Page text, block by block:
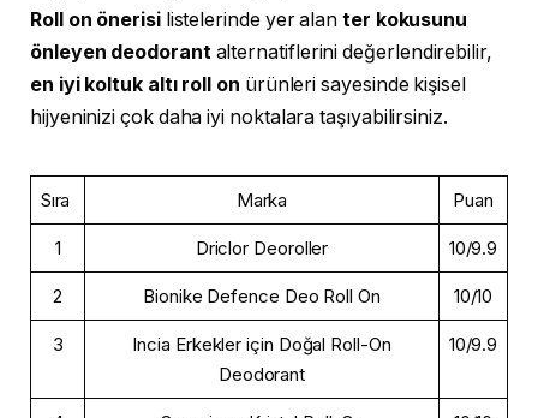
Roll on önerisi listelerinde yer alan ter kokusunu
önleyen deodorant alternatiflerini değerlendirebilir,
en iyi koltuk altı roll on ürünleri sayesinde kişisel
hijyeninizi çok daha iyi noktalara taşıyabilirsiniz.
Sıra Marka Puan
1 Driclor Deoroller 10/9.9
2 Bionike Defence Deo Roll On 10/10
3
Incia Erkekler için Doğal Roll-On
Deodorant
10/9.9